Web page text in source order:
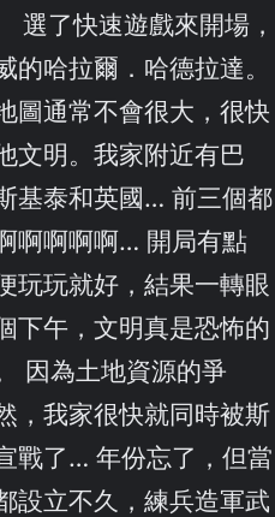
選了快速遊戲來開場，
的哈拉爾．哈德拉達。
圖通常不會很大，很快
文明。我家附近有巴
基泰和英國… 前三個都
啊啊啊啊… 開局有點
玩玩就好，結果一轉眼
下午，文明真是恐怖的
因為土地資源的爭
，我家很快就同時被斯
戰了… 年份忘了，但當
設立不久，練兵造軍武